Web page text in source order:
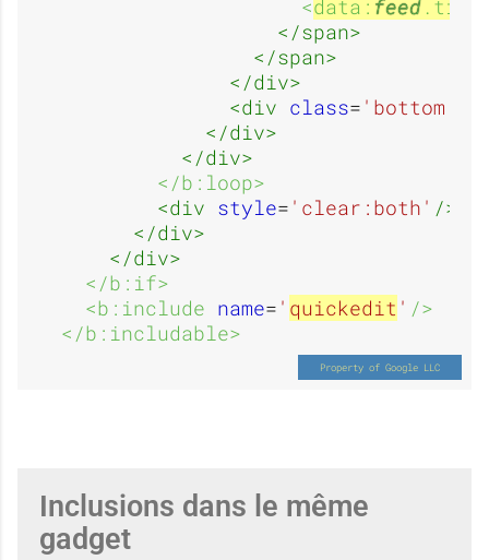
d
u
é
c
u
n
e
<data: feed
</span>
</span>
</div>
<div class= 'bottom'
</div>
</div>
</b:loop>
<div style= 'clear:both' />
</div>
</div>
</b:if>
<b:include name= ' quickedit ' />
</b:includable>
Inclusions dans le même
gadget